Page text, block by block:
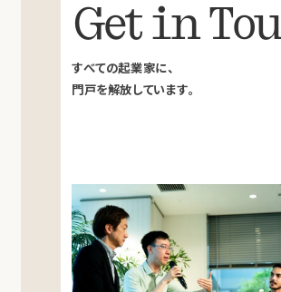
Get in
すべての起業家に、
門戸を解放しています。